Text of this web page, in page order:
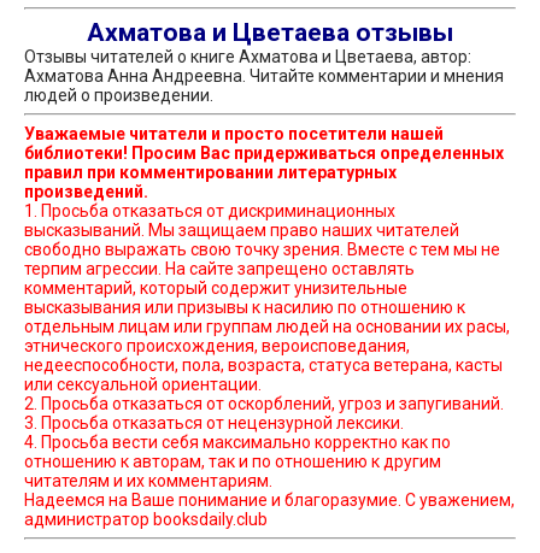
Ахматова и Цветаева отзывы
Отзывы читателей о книге Ахматова и Цветаева, автор:
Ахматова Анна Андреевна. Читайте комментарии и мнения
людей о произведении.
Уважаемые читатели и просто посетители нашей
библиотеки! Просим Вас придерживаться определенных
правил при комментировании литературных
произведений.
1. Просьба отказаться от дискриминационных
высказываний. Мы защищаем право наших читателей
свободно выражать свою точку зрения. Вместе с тем мы не
терпим агрессии. На сайте запрещено оставлять
комментарий, который содержит унизительные
высказывания или призывы к насилию по отношению к
отдельным лицам или группам людей на основании их расы,
этнического происхождения, вероисповедания,
недееспособности, пола, возраста, статуса ветерана, касты
или сексуальной ориентации.
2. Просьба отказаться от оскорблений, угроз и запугиваний.
3. Просьба отказаться от нецензурной лексики.
4. Просьба вести себя максимально корректно как по
отношению к авторам, так и по отношению к другим
читателям и их комментариям.
Надеемся на Ваше понимание и благоразумие. С уважением,
администратор booksdaily.club